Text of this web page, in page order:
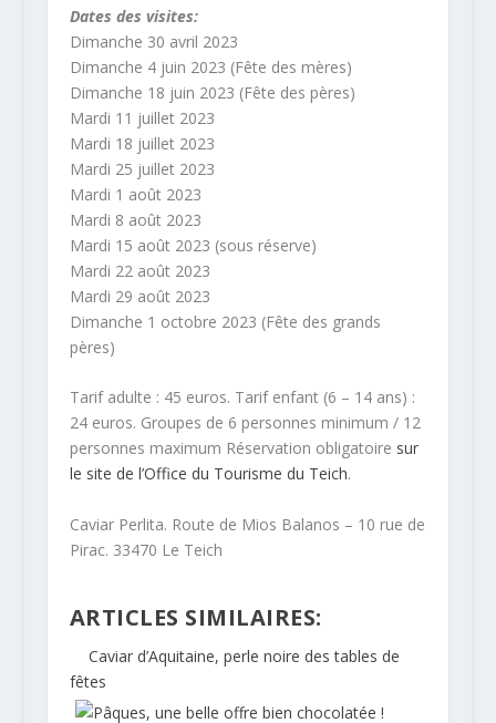
Dates des visites:
Dimanche 30 avril 2023
Dimanche 4 juin 2023 (Fête des mères)
Dimanche 18 juin 2023 (Fête des pères)
Mardi 11 juillet 2023
Mardi 18 juillet 2023
Mardi 25 juillet 2023
Mardi 1 août 2023
Mardi 8 août 2023
Mardi 15 août 2023 (sous réserve)
Mardi 22 août 2023
Mardi 29 août 2023
Dimanche 1 octobre 2023 (Fête des grands
pères)
Tarif adulte : 45 euros. Tarif enfant (6 – 14 ans) :
24 euros. Groupes de 6 personnes minimum / 12
personnes maximum Réservation obligatoire sur
le site de l’Office du Tourisme du Teich.
Caviar Perlita. Route de Mios Balanos – 10 rue de
Pirac. 33470 Le Teich
ARTICLES SIMILAIRES:
Caviar d’Aquitaine, perle noire des tables de
fêtes